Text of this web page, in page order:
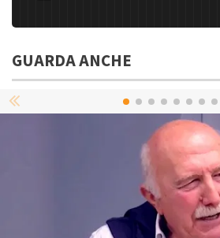
GUARDA ANCHE